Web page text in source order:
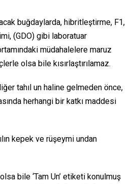
buğdaylarda, hibritleştirme, F1,
(GDO) gibi laboratuar
müdahalelere maruz
olsa bile kısırlaştırılamaz.
tahıl un haline gelmeden önce,
herhangi bir katkı maddesi
kepek ve rüşeymi undan
bile ‘Tam Un’ etiketi konulmuş